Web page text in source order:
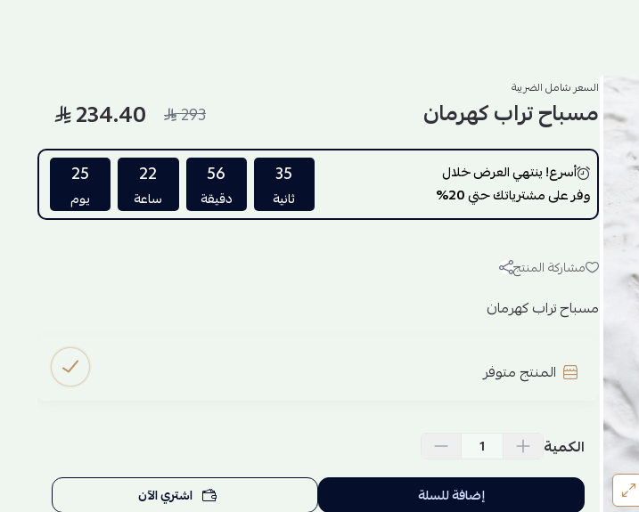
السعر شامل الضريبة
مسباح تراب كهرمان 293
234.40
أسرع! ينتهي العرض خلال
وفر على مشترياتك حتي20%
34
ثانية
56
دقيقة
22
ساعة
25
يوم
مشاركة المنتج
مسباح تراب كهرمان
المنتج متوفر
الكمية
إضافة للسلة اشتري الآن